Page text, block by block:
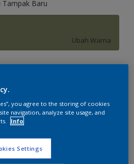
Tampak Baru
Ubah Warna
cat
you agree to the storing of cookies
navigation, analyze site usage, and
Info
Settings